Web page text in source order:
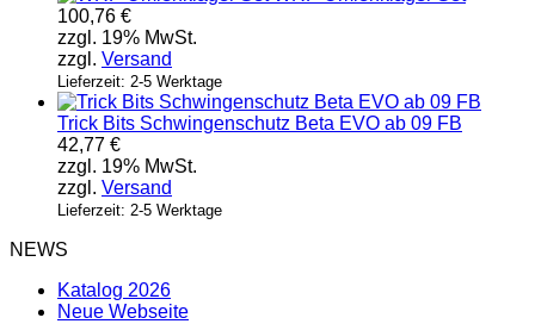
100,76 €
zzgl. 19% MwSt.
zzgl. Versand
Lieferzeit: 2-5 Werktage
Trick Bits Schwingenschutz Beta EVO ab 09 FB
42,77 €
zzgl. 19% MwSt.
zzgl. Versand
Lieferzeit: 2-5 Werktage
NEWS
Katalog 2026
Neue Webseite